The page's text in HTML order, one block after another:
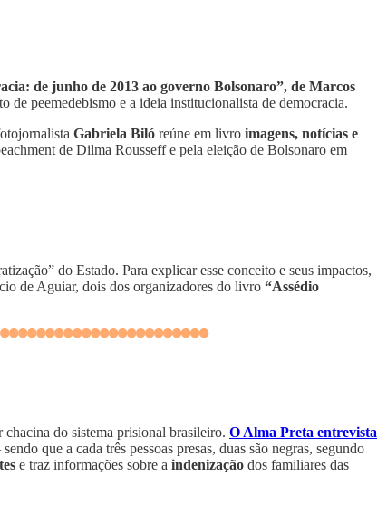
de junho de 2013 ao governo Bolsonaro”, de Marcos
de peemedebismo e a ideia institucionalista de democracia.
Gabriela Biló reúne em livro imagens, notícias e
de Dilma Rousseff e pela eleição de Bolsonaro em
do Estado. Para explicar esse conceito e seus impactos,
de Aguiar, dois dos organizadores do livro “Assédio
chacina do sistema prisional brasileiro. O Alma Preta entrevista
que a cada três pessoas presas, duas são negras, segundo
e traz informações sobre a indenização dos familiares das